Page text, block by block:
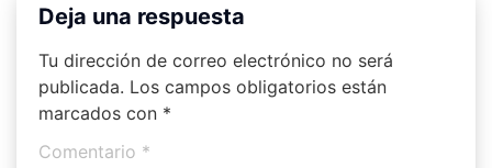
Deja una respuesta
Tu dirección de correo electrónico no será
publicada. Los campos obligatorios están
marcados con *
Comentario *